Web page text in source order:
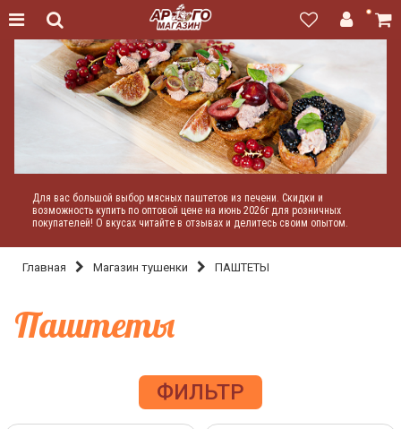
Для вас большой выбор мясных паштетов из печени. Скидки и
возможность купить по оптовой цене на июнь 2026г для розничных
покупателей! О вкусах читайте в отзывах и делитесь своим опытом.
Главная Магазин тушенки ПАШТЕТЫ
Паштеты
ФИЛЬТР